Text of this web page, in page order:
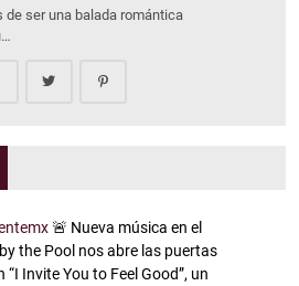
de ser una balada romántica
🚨 Nueva música en el
the Pool nos abre las puertas
Invite You to Feel Good”, un